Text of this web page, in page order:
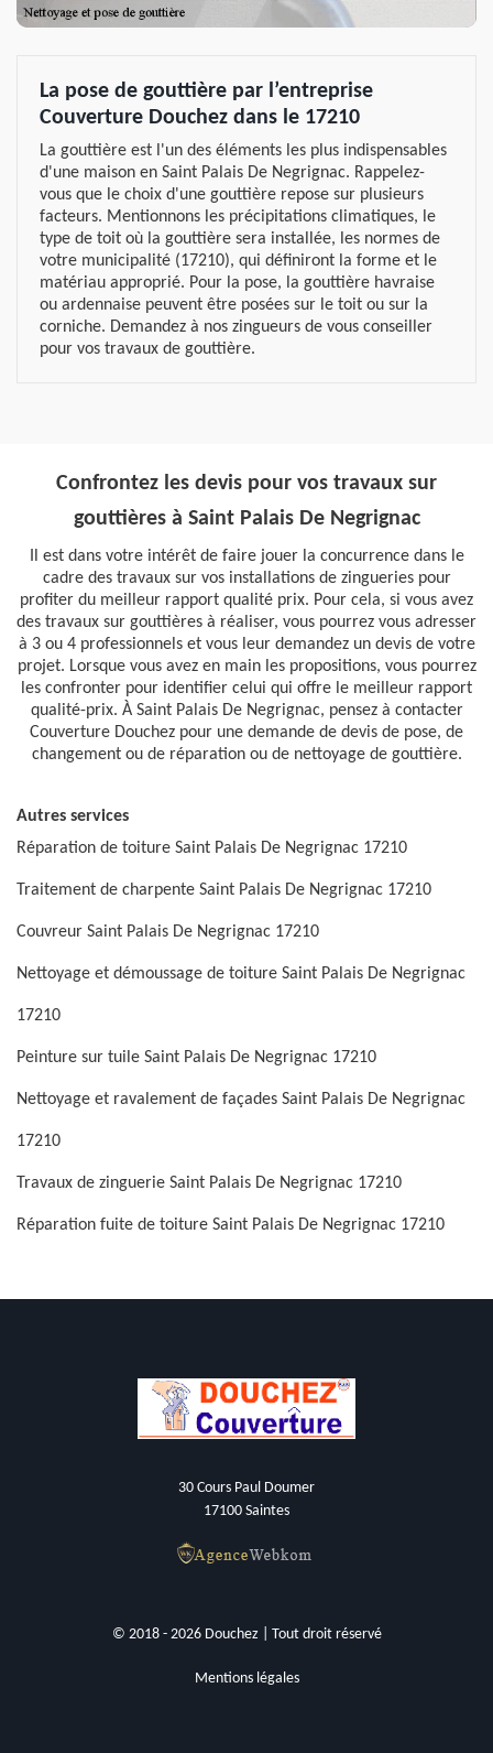
La pose de gouttière par l’entreprise
Couverture Douchez dans le 17210
La gouttière est l'un des éléments les plus indispensables
d'une maison en Saint Palais De Negrignac. Rappelez-
vous que le choix d'une gouttière repose sur plusieurs
facteurs. Mentionnons les précipitations climatiques, le
type de toit où la gouttière sera installée, les normes de
votre municipalité (17210), qui définiront la forme et le
matériau approprié. Pour la pose, la gouttière havraise
ou ardennaise peuvent être posées sur le toit ou sur la
corniche. Demandez à nos zingueurs de vous conseiller
pour vos travaux de gouttière.
Confrontez les devis pour vos travaux sur
gouttières à Saint Palais De Negrignac
Il est dans votre intérêt de faire jouer la concurrence dans le
cadre des travaux sur vos installations de zingueries pour
profiter du meilleur rapport qualité prix. Pour cela, si vous avez
des travaux sur gouttières à réaliser, vous pourrez vous adresser
à 3 ou 4 professionnels et vous leur demandez un devis de votre
projet. Lorsque vous avez en main les propositions, vous pourrez
les confronter pour identifier celui qui offre le meilleur rapport
qualité-prix. À Saint Palais De Negrignac, pensez à contacter
Couverture Douchez pour une demande de devis de pose, de
changement ou de réparation ou de nettoyage de gouttière.
Autres services
Réparation de toiture Saint Palais De Negrignac 17210
Traitement de charpente Saint Palais De Negrignac 17210
Couvreur Saint Palais De Negrignac 17210
Nettoyage et démoussage de toiture Saint Palais De Negrignac
17210
Peinture sur tuile Saint Palais De Negrignac 17210
Nettoyage et ravalement de façades Saint Palais De Negrignac
17210
Travaux de zinguerie Saint Palais De Negrignac 17210
Réparation fuite de toiture Saint Palais De Negrignac 17210
30 Cours Paul Doumer
17100 Saintes
© 2018 - 2026 Douchez | Tout droit réservé
Mentions légales